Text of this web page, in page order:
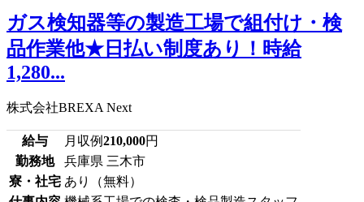
ガス検知器等の製造工場で組付け・検
品作業他★日払い制度あり！時給
1,280...
株式会社BREXA Next
給与 月収例210,000円
勤務地
兵庫県 三木市
寮・社宅 あり（無料）